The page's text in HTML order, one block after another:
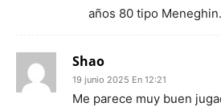
años 80 tipo
Shao
19 junio 2025 En 12:21
Me parece muy buen